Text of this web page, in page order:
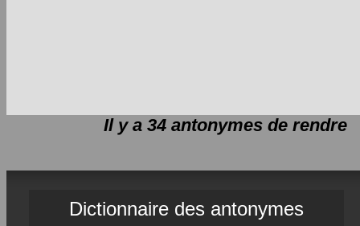
Il y a 34 antonymes de rendre
Dictionnaire des antonymes